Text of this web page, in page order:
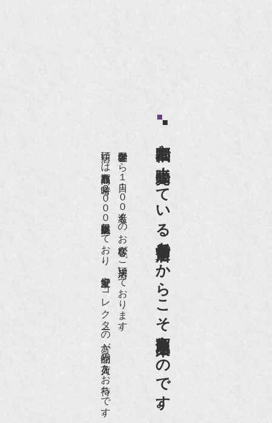
京都祇園で小売販売している
老舗骨董店だからこそ高価買取出来るのです。
世界各国から１日１００名近くのお客様がご来店頂いております。
店頭には買取商品を常時２０００点以上展示販売しており、
愛好家やコレクターの方が品物の入荷をお待ちです。